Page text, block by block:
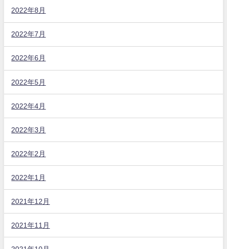
2022年8月
2022年7月
2022年6月
2022年5月
2022年4月
2022年3月
2022年2月
2022年1月
2021年12月
2021年11月